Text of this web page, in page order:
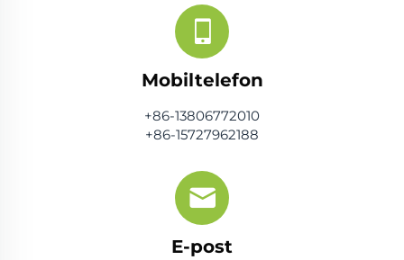
Mobiltelefon
+86-13806772010
+86-15727962188
E-post